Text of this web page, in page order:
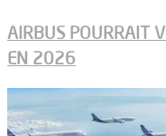
AIRBUS POURRAIT
EN 2026